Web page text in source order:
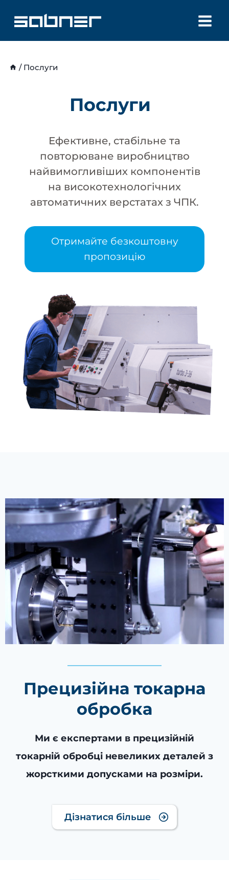
вмісту
/ Послуги
Послуги
Ефективне, стабільне та
повторюване виробництво
найвимогливіших компонентів
на високотехнологічних
автоматичних верстатах з ЧПК.
Отримайте безкоштовну
пропозицію
Прецизійна токарна
обробка
Ми є експертами в прецизійній
токарній обробці невеликих деталей з
жорсткими допусками на розміри.
Дізнатися більше